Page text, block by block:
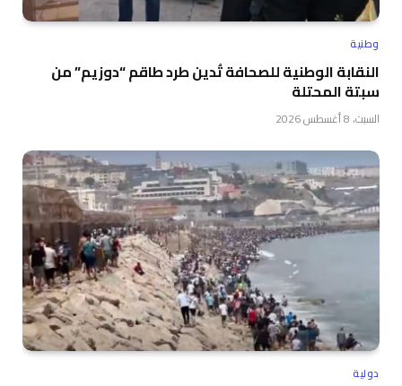
وطنية
النقابة الوطنية للصحافة تُدين طرد طاقم “دوزيم” من
سبتة المحتلة
السبت، 8 أغسطس 2026
دولية